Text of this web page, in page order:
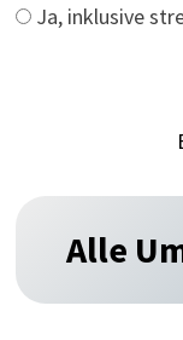
Ja, inklusive
Alle